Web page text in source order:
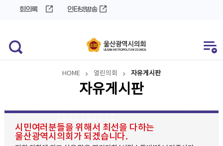
회의록 인터넷방송
HOME 열린의회 자유게시판
자유게시판
시민여러분들을 위해서 최선을 다하는
울산광역시의회가 되겠습니다.